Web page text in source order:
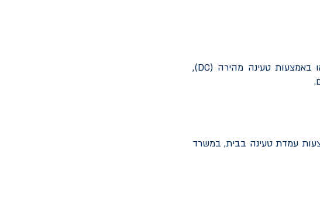
באמצעות טעינה מהירה (DC
),
עמדת טעינה בבית, במשרד